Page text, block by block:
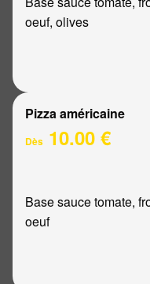
oeuf, olives
Pizza américaine
Dès 10.00 €
Base sauce tomate,
oeuf